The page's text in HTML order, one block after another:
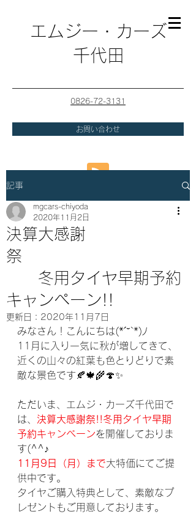
エムジー・カーズ
千代田
0826-72-3131
お問い合わせ
記事
決算大感謝
祭
冬用タイヤ早期予約
キャンペーン!!
mgcars-chiyoda
2020年11月2日
更新日： 2020年11月7日
みなさん！こんにちは(*´˘`*)ﾉ
11月に入り一気に秋が増してきて、
近くの山々の紅葉も色とりどりで素
敵な景色です🍂🍁🌾🍄✨
ただいま、エムジ・カーズ千代田で
は、 決算大感謝祭!!冬用タイヤ早期
予約キャンペーンを開催しておりま
す(^^♪
11月9日（月）まで大特価にてご提
供中です。
タイヤご購入特典として、素敵なプ
レゼントもご用意しております。